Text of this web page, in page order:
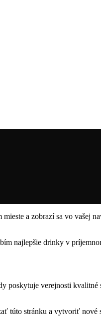
a zobrazí sa vo
najlepšie drinky v
verejnosti
túto stránku a vytvoriť nové